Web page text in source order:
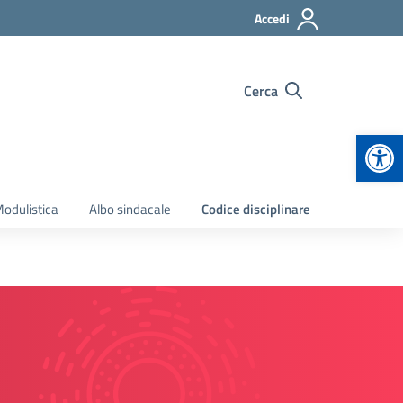
Accedi
Cerca
Albo sindacale Codice disciplinare